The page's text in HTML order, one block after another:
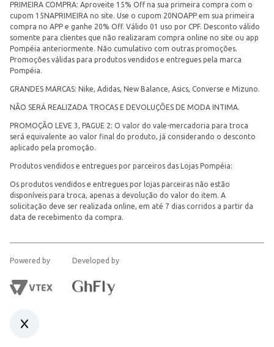
PRIMEIRA COMPRA: Aproveite 15% Off na sua primeira compra com o
cupom 15NAPRIMEIRA no site. Use o cupom 20NOAPP em sua primeira
compra no APP e ganhe 20% Off. Válido 01 uso por CPF. Desconto válido
somente para clientes que não realizaram compra online no site ou app
Pompéia anteriormente. Não cumulativo com outras promoções.
Promoções válidas para produtos vendidos e entregues pela marca
Pompéia.
GRANDES MARCAS: Nike, Adidas, New Balance, Asics, Converse e Mizuno.
NÃO SERÁ REALIZADA TROCAS E DEVOLUÇÕES DE MODA INTIMA.
PROMOÇÃO LEVE 3, PAGUE 2: O valor do vale-mercadoria para troca
será equivalente ao valor final do produto, já considerando o desconto
aplicado pela promoção.
Produtos vendidos e entregues por parceiros das Lojas Pompéia:
Os produtos vendidos e entregues por lojas parceiras não estão
disponíveis para troca, apenas a devolução do valor do item. A
solicitação deve ser realizada online, em até 7 dias corridos a partir da
data de recebimento da compra.
Powered by Developed by